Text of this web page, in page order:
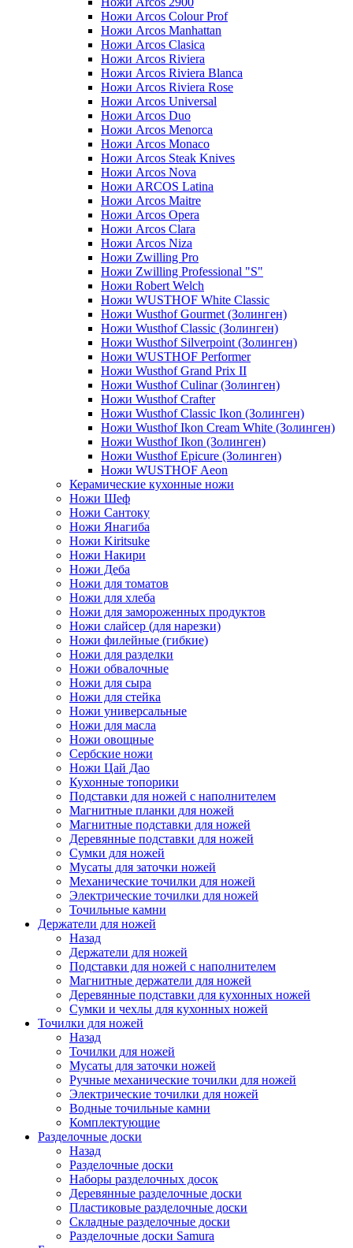
Ножи Arcos Colour Prof
Ножи Arcos Manhattan
Ножи Arcos Clasica
Ножи Arcos Riviera
Ножи Arcos Riviera Blanca
Ножи Arcos Riviera Rose
Ножи Arcos Universal
Ножи Arcos Duo
Ножи Arcos Menorca
Ножи Arcos Monaco
Ножи Arcos Steak Knives
Ножи Arcos Nova
Ножи ARCOS Latina
Ножи Arcos Maitre
Ножи Arcos Opera
Ножи Arcos Clara
Ножи Arcos Niza
Ножи Zwilling Pro
Ножи Zwilling Professional "S"
Ножи Robert Welch
Ножи WUSTHOF White Classic
Ножи Wusthof Gourmet (Золинген)
Ножи Wusthof Classic (Золинген)
Ножи Wusthof Silverpoint (Золинген)
Ножи WUSTHOF Performer
Ножи Wusthof Grand Prix II
Ножи Wusthof Culinar (Золинген)
Ножи Wusthof Crafter
Ножи Wusthof Classic Ikon (Золинген)
Ножи Wusthof Ikon Cream White (Золинген)
Ножи Wusthof Ikon (Золинген)
Ножи Wusthof Epicure (Золинген)
Ножи WUSTHOF Aeon
Керамические кухонные ножи
Ножи Шеф
Ножи Сантоку
Ножи Янагиба
Ножи Kiritsuke
Ножи Накири
Ножи Деба
Ножи для томатов
Ножи для хлеба
Ножи для замороженных продуктов
Ножи слайсер (для нарезки)
Ножи филейные (гибкие)
Ножи для разделки
Ножи обвалочные
Ножи для сыра
Ножи для стейка
Ножи универсальные
Ножи для масла
Ножи овощные
Сербские ножи
Ножи Цай Дао
Кухонные топорики
Подставки для ножей с наполнителем
Магнитные планки для ножей
Магнитные подставки для ножей
Деревянные подставки для ножей
Сумки для ножей
Мусаты для заточки ножей
Механические точилки для ножей
Электрические точилки для ножей
Точильные камни
Держатели для ножей
Назад
Держатели для ножей
Подставки для ножей с наполнителем
Магнитные держатели для ножей
Деревянные подставки для кухонных ножей
Сумки и чехлы для кухонных ножей
Точилки для ножей
Назад
Точилки для ножей
Мусаты для заточки ножей
Ручные механические точилки для ножей
Электрические точилки для ножей
Водные точильные камни
Комплектующие
Разделочные доски
Назад
Разделочные доски
Наборы разделочных досок
Деревянные разделочные доски
Пластиковые разделочные доски
Складные разделочные доски
Разделочные доски Samura